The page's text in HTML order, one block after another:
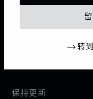
转
联系我们
保持更新